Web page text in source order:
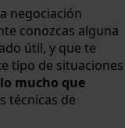
negociación
conozcas alguna
útil, y que te
tipo de situaciones
mucho que
técnicas de